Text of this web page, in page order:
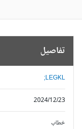
تفاصيل
LEGKL;
2024/12/23
خطاب